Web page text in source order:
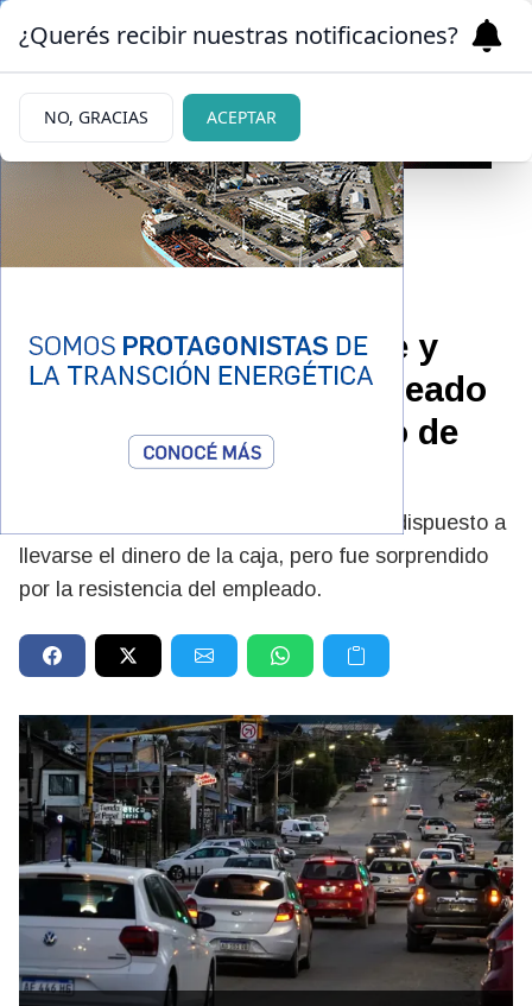
verdulería de Bariloche y
escapó cuando el empleado
lo enfrentó con un palo de
escoba
El asaltante irrumpió en una verdulería dispuesto a
llevarse el dinero de la caja, pero fue sorprendido
por la resistencia del empleado.
¿Querés recibir nuestras notificaciones?
NO, GRACIAS ACEPTAR